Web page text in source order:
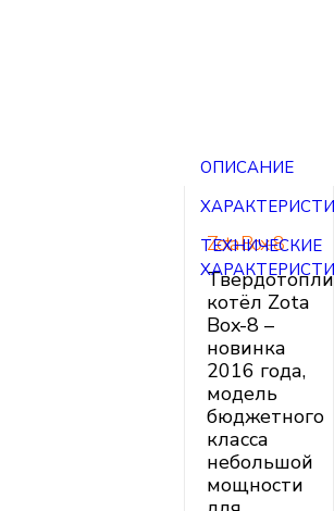
ОПИСАНИЕ
ТЕХНИЧЕСКИЕ
Zota Box-8
котёл Zota
Box-8 –
новинка
2016 года,
модель
бюджетного
класса
небольшой
мощности